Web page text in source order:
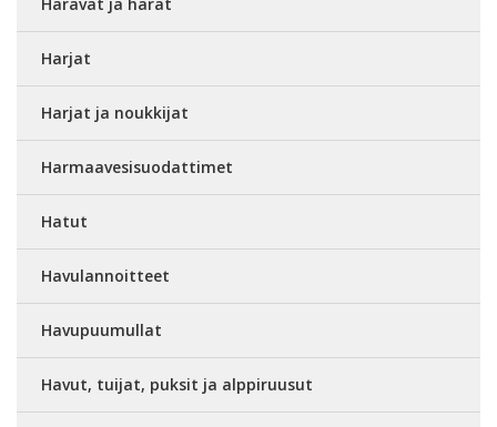
Harjat
Harjat ja noukkijat
Harmaavesisuodattimet
Hatut
Havulannoitteet
Havupuumullat
Havut, tuijat, puksit ja alppiruusut